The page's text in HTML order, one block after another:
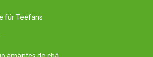
für Teefans